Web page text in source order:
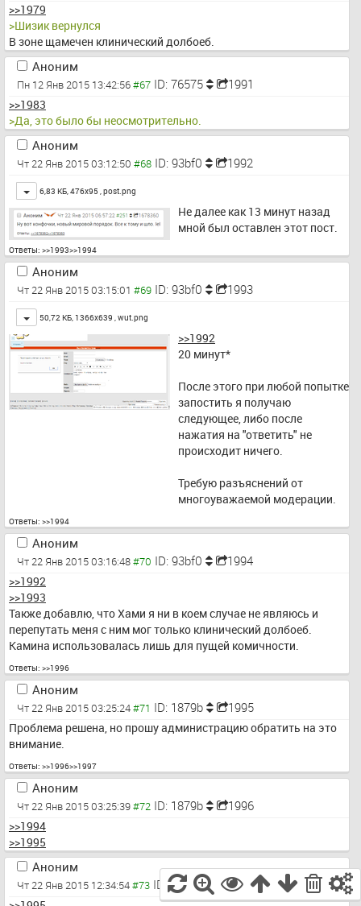
>>1979
>Шизик вернулся
В зоне щамечен клинический долбоеб.
Аноним
Пн 12 Янв 2015 13:42:56 ID: 76575 1991
>>1983
>Да, это было бы неосмотрительно.
Аноним
Чт 22 Янв 2015 03:12:50 ID: 93bf0 1992
Toggle
6,83 КБ, 476x95 , post.png
Не далее как 13 минут назад
мной был оставлен этот пост.
Ответы: >>1993>>1994
Аноним
Чт 22 Янв 2015 03:15:01 ID: 93bf0 1993
Toggle
50,72 КБ, 1366x639 ,wut.png
>>1992
20 минут*
После этого при любой попытке
запостить я получаю
следующее, либо после
нажатия на "ответить" не
происходит ничего.
Требую разъяснений от
многоуважаемой модерации.
Ответы: >>1994
Аноним
Чт 22 Янв 2015 03:16:48 ID: 93bf0 1994
>>1992
>>1993
Также добавлю, что Хами я ни в коем случае не являюсь и
перепутать меня с ним мог только клинический долбоеб.
Камина использовалась лишь для пущей комичности.
Ответы: >>1996
Аноним
Чт 22 Янв 2015 03:25:24 ID: 1879b 1995
Проблема решена, но прошу администрацию обратить на это
внимание.
Ответы: >>1996>>1997
Аноним
Чт 22 Янв 2015 03:25:39 ID: 1879b 1996
>>1994
>>1995
Аноним
Чт 22 Янв 2015 12:34:54 ID: 52353 1997